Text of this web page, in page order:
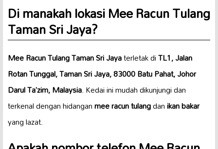
Di manakah lokasi Mee Racun Tulang
Taman Sri Jaya?
Mee Racun Tulang Taman Sri Jayaterletak diTL1, Jalan
Rotan Tunggal, Taman Sri Jaya, 83000 Batu Pahat, Johor
Darul Ta’zim, Malaysia. Kedai ini mudah dikunjungi dan
terkenal dengan hidanganmee racun tulangdanikan bakar
yang lazat.